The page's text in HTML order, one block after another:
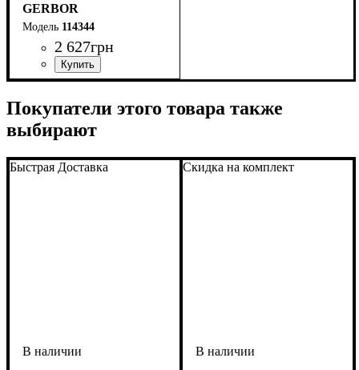
GERBOR
114344
2 627грн
ширина, мм: 1000
высота, мм: 755
глубина, мм: 590
Покупатели этого товара также
выбирают
Быстрая Доставка Скидка на комплект